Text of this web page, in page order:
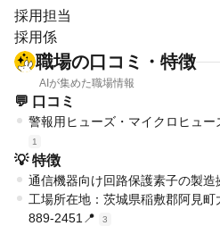
採用担当
採用係
職場の口コミ・特徴
AIが集めた職場情報
💬 口コミ
警報用ヒューズ・マイクロヒュ
1
💡 特徴
通信機器向け回路保護素子の製造
工場所在地：茨城県稲敷郡阿見
889-2451📍
3